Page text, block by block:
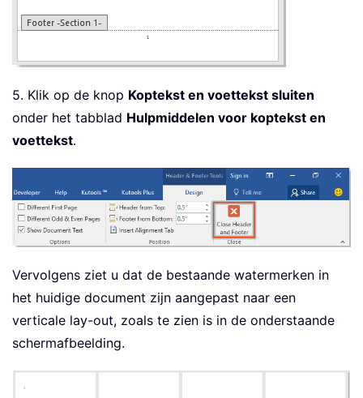
5. Klik op de knop Koptekst en voettekst sluiten
onder het tabblad Hulpmiddelen voor koptekst en
voettekst.
Vervolgens ziet u dat de bestaande watermerken in
het huidige document zijn aangepast naar een
verticale lay-out, zoals te zien is in de onderstaande
schermafbeelding.